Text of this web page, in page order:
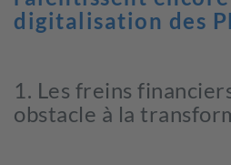
digitalisation des
1. Les freins
obstacle à la